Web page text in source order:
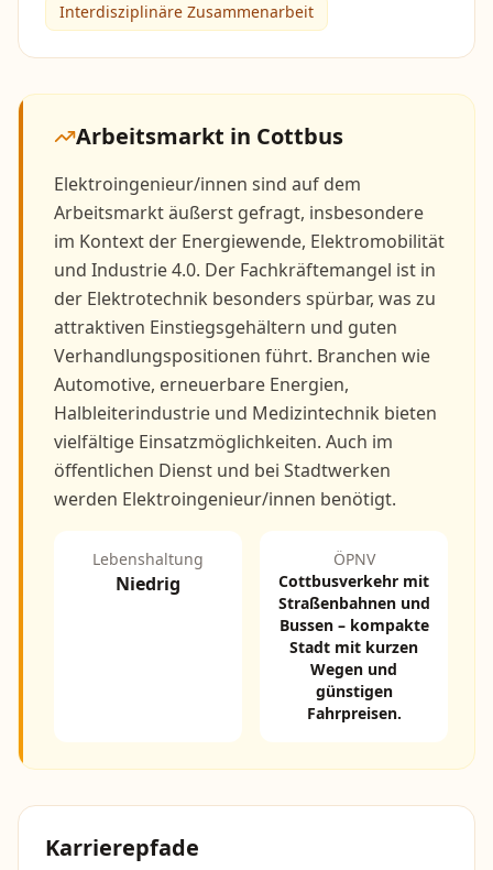
Interdisziplinäre Zusammenarbeit
Arbeitsmarkt in Cottbus
Elektroingenieur/innen sind auf dem
Arbeitsmarkt äußerst gefragt, insbesondere
im Kontext der Energiewende, Elektromobilität
und Industrie 4.0. Der Fachkräftemangel ist in
der Elektrotechnik besonders spürbar, was zu
attraktiven Einstiegsgehältern und guten
Verhandlungspositionen führt. Branchen wie
Automotive, erneuerbare Energien,
Halbleiterindustrie und Medizintechnik bieten
vielfältige Einsatzmöglichkeiten. Auch im
öffentlichen Dienst und bei Stadtwerken
werden Elektroingenieur/innen benötigt.
Lebenshaltung
Niedrig
ÖPNV
Cottbusverkehr mit
Straßenbahnen und
Bussen – kompakte
Stadt mit kurzen
Wegen und
günstigen
Fahrpreisen.
Karrierepfade